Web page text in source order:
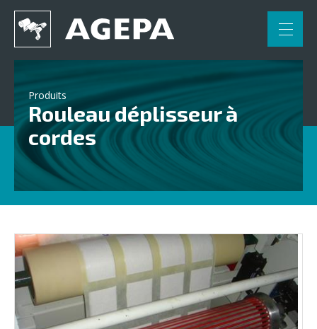
FR NL
Applications
Engineering
Produits
Rouleau déplisseur à
cordes